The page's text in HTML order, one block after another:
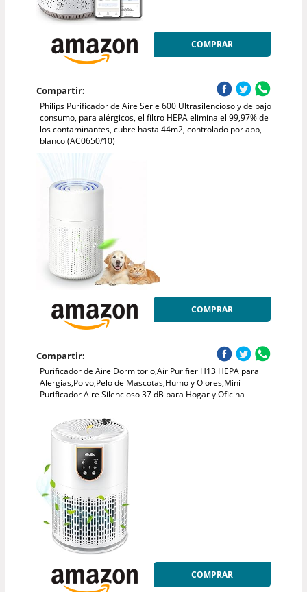
COMPRAR
Compartir:
Philips Purificador de Aire Serie 600 Ultrasilencioso y de bajo
consumo, para alérgicos, el filtro HEPA elimina el 99,97% de
los contaminantes, cubre hasta 44m2, controlado por app,
blanco (AC0650/10)
COMPRAR
Compartir:
Purificador de Aire Dormitorio,Air Purifier H13 HEPA para
Alergias,Polvo,Pelo de Mascotas,Humo y Olores,Mini
Purificador Aire Silencioso 37 dB para Hogar y Oficina
COMPRAR